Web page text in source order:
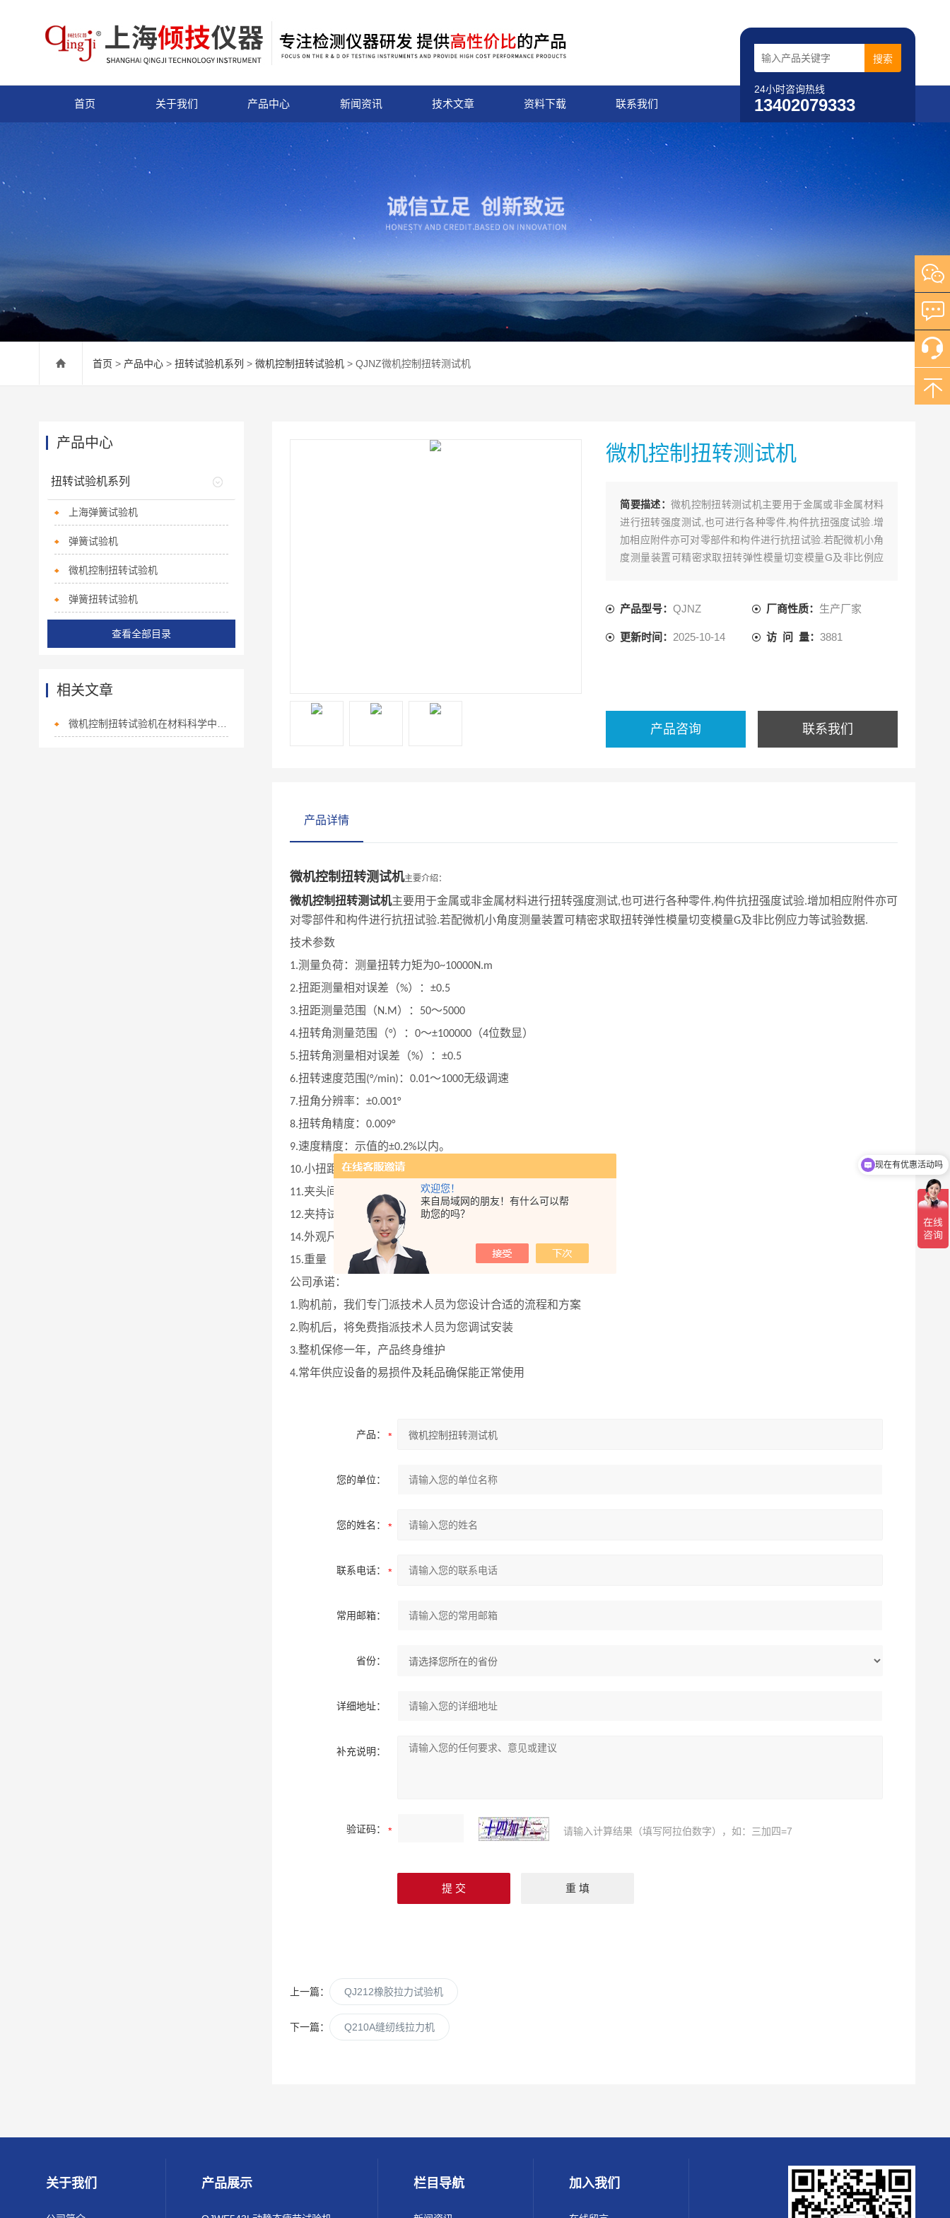
欢迎您！
来自局域网的朋友！有什么可以帮
助您的吗？
24小时咨询热线
13402079333
首页 关于我们 产品中心 新闻资讯 技术文章 资料下载 联系我们
首页 > 产品中心 > 扭转试验机系列 > 微机控制扭转试验机 > QJNZ微机控制扭转测试机
微机控制扭转测试机
简要描述： 微机控制扭转测试机主要用于金属或非金属材料
进行扭转强度测试,也可进行各种零件,构件抗扭强度试验.增
加相应附件亦可对零部件和构件进行抗扭试验.若配微机小角
度测量装置可精密求取扭转弹性模量切变模量G及非比例应
产品型号：QJNZ 厂商性质： 生产厂家
更新时间： 2025-10-14 访 问 量： 3881
产品咨询 联系我们
产品详情
微机控制扭转测试机主要介绍：
微机控制扭转测试机主要用于金属或非金属材料进行扭转强度测试,也可进行各种零件,构件抗扭强度试验.增加相应附件亦可
对零部件和构件进行抗扭试验.若配微机小角度测量装置可精密求取扭转弹性模量切变模量G及非比例应力等试验数据.
技术参数
1.测量负荷：测量扭转力矩为0~10000N.m
2.扭距测量相对误差（%）： ±0.5
3.扭距测量范围（N.M ）： 50～5000
4.扭转角测量范围（°）： 0～±100000 （4位数显）
5.扭转角测量相对误差（%）： ±0.5
6.扭转速度范围 (°/min) ： 0.01～1000无级调速
7.扭角分辨率： ±0.001°
8.扭转角精度： 0.009°
9.速度精度：示值的±0.2%以内。
10.小扭距分辨率：1/350000
11.夹头间大间距（ mm ）：1500
12.夹持试样尺寸（mm）：Φ8～Φ40
14.外观尺寸（ mm）：2800*4700*1250
15.重量（ ）：1500
公司承诺：
1.购机前，我们专门派技术人员为您设计合适的流程和方案
2.购机后，将免费指派技术人员为您调试安装
3.整机保修一年，产品终身维护
4.常年供应设备的易损件及耗品确保能正常使用
产品：
您的单位：
您的姓名：
联系电话：
常用邮箱：
省份：
详细地址：
补充说明：
验证码： 请输入计算结果（填写阿拉伯数字），如：三加四=7
上一篇： QJ212橡胶拉力试验机
下一篇： Q210A缝纫线拉力机
产品中心
扭转试验机系列
上海弹簧试验机
弹簧试验机
微机控制扭转试验机
弹簧扭转试验机
查看全部目录
相关文章
关于我们 产品展示 栏目导航 加入我们
可以介绍下你们的产品么
现在有优惠活动吗